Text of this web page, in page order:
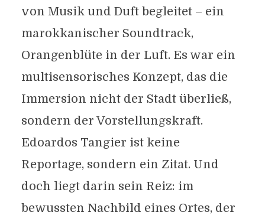
von Musik und Duft begleitet – ein
marokkanischer Soundtrack,
Orangenblüte in der Luft. Es war ein
multisensorisches Konzept, das die
Immersion nicht der Stadt überließ,
sondern der Vorstellungskraft.
Edoardos Tangier ist keine
Reportage, sondern ein Zitat. Und
doch liegt darin sein Reiz: im
bewussten Nachbild eines Ortes, der